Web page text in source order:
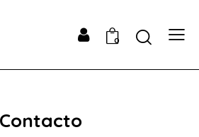
0
Contacto